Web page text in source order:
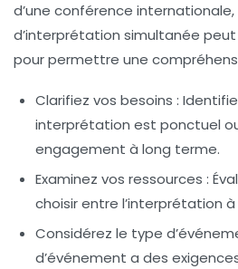
d’une conférence internationale
d’interprétation simultanée
pour permettre une
Clarifiez vos besoins :
interprétation est ponctuel
engagement à long terme.
Examinez vos ressources :
choisir entre l’interprétation
Considérez le type
d’événement a des